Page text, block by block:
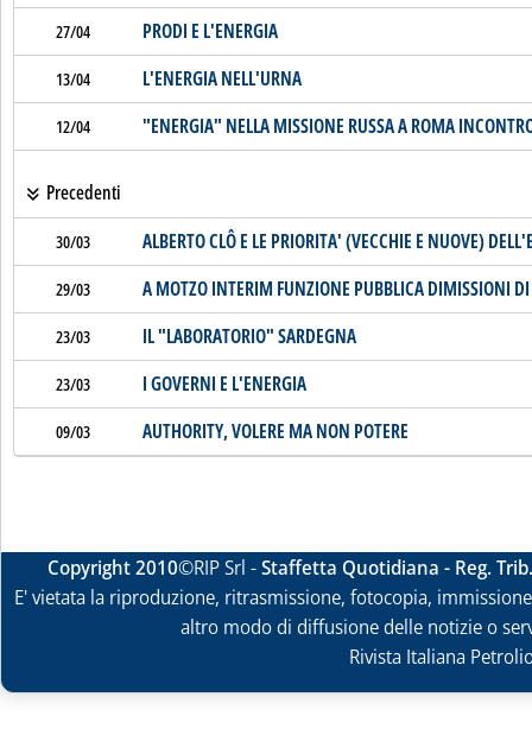
27/04 PRODI E L'ENERGIA
13/04 L'ENERGIA NELL'URNA
12/04 "ENERGIA" NELLA MISSIONE RUSSA A ROMA
Precedenti
30/03 ALBERTO CLÔ E LE PRIORITA' (VECCHIE E NUOVE)
29/03 A MOTZO INTERIM FUNZIONE PUBBLICA DIMISSIONI DI
23/03 IL "LABORATORIO" SARDEGNA
23/03 I GOVERNI E L'ENERGIA
09/03 AUTHORITY, VOLERE MA NON POTERE
Copyright 2010©RIP Srl -Staffetta Quotidiana - Reg.
E' vietata la riproduzione, ritrasmissione, fotocopia,
altro modo di diffusione delle notizie o
Rivista Italiana